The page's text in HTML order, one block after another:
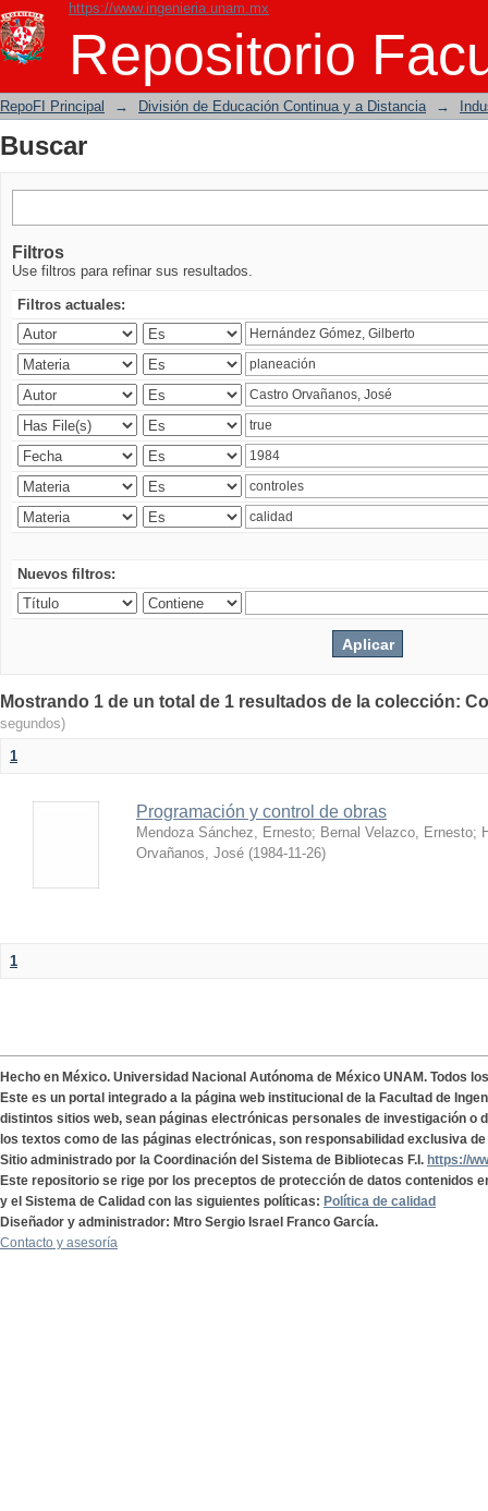
https://www.ingenieria.unam.mx
Repositorio
Buscar
RepoFI Principal → División de Educación Continua y a Distancia →
Buscar
Filtros
Use filtros para refinar sus resultados.
Filtros actuales:
Nuevos filtros:
Mostrando 1 de un total de 1 resultados de la colección:
segundos)
1
Programación y control de obras
Mendoza Sánchez, Ernesto; Bernal Velazco, Ernesto;
Orvañanos, José (1984-11-26)
1
Hecho en México. Universidad Nacional Autónoma de México UNAM. Todos
Este es un portal integrado a la página web institucional de la Facultad de
distintos sitios web, sean páginas electrónicas personales de investigación o
los textos como de las páginas electrónicas, son responsabilidad exclusiva
Sitio administrado por la Coordinación del Sistema de Bibliotecas F.I. https://
Este repositorio se rige por los preceptos de protección de datos contenidos
y el Sistema de Calidad con las siguientes políticas: Política de calidad
Diseñador y administrador: Mtro Sergio Israel Franco García.
Contacto y asesoría